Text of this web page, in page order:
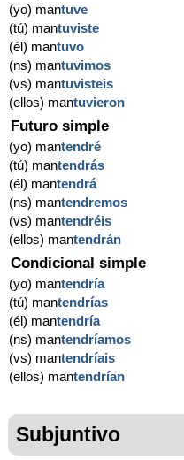
(yo) mantuve
(tú) mantuviste
(él) mantuvo
(ns) mantuvimos
(vs) mantuvisteis
(ellos) mantuvieron
Futuro simple
(yo) mantendré
(tú) mantendrás
(él) mantendrá
(ns) mantendremos
(vs) mantendréis
(ellos) mantendrán
Condicional simple
(yo) mantendría
(tú) mantendrías
(él) mantendría
(ns) mantendríamos
(vs) mantendríais
(ellos) mantendrían
Subjuntivo